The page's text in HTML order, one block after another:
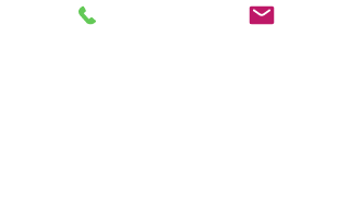
info@stafford-tailoring.com
+49 (0) 1573 5 60 80 70